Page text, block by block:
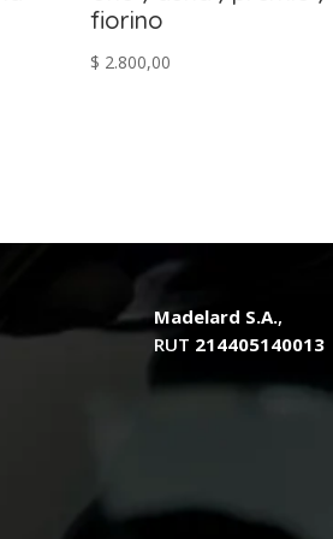
fiorino
$ 2.800,00
Madelard S.A.,
RUT 214405140013